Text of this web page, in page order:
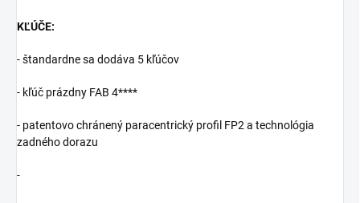
KĽÚČE:
- štandardne sa dodáva 5 kľúčov
- kľúč prázdny FAB 4****
- patentovo chránený paracentrický profil FP2 a technológia
zadného dorazu
-